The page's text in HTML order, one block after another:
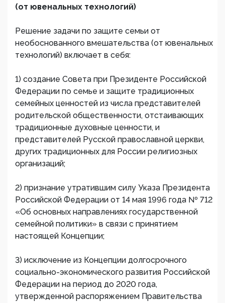
(от ювенальных технологий)
Решение задачи по защите семьи от
необоснованного вмешательства (от ювенальных
технологий) включает в себя:
1) создание Совета при Президенте Российской
Федерации по семье и защите традиционных
семейных ценностей из числа представителей
родительской общественности, отстаивающих
традиционные духовные ценности, и
представителей Русской православной церкви,
других традиционных для России религиозных
организаций;
2) признание утратившим силу Указа Президента
Российской Федерации от 14 мая 1996 года № 712
«Об основных направлениях государственной
семейной политики» в связи с принятием
настоящей Концепции;
3) исключение из Концепции долгосрочного
социально-экономического развития Российской
Федерации на период до 2020 года,
утвержденной распоряжением Правительства